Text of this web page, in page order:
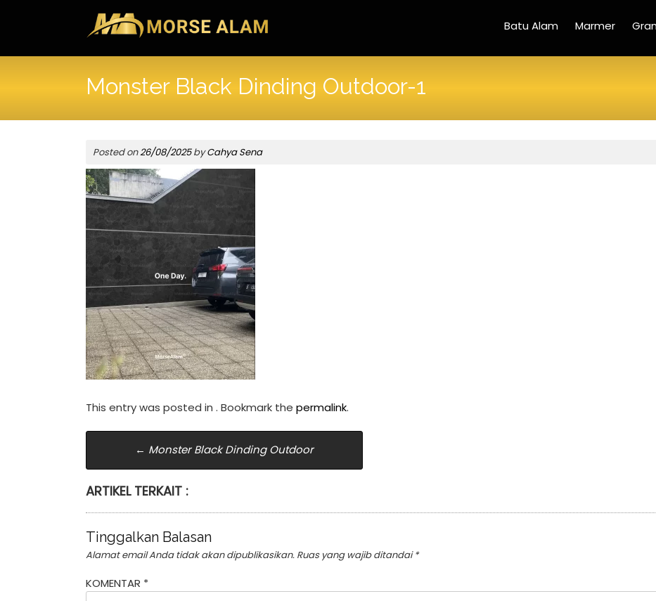
Batu Alam Marmer
Monster Black Dinding Outdoor-1
Posted on26/08/2025byCahya Sena
This entry was posted in . Bookmark the permalink.
navigation
← Monster Black Dinding Outdoor
ARTIKEL TERKAIT :
Tinggalkan Balasan
Alamat email Anda tidak akan dipublikasikan. Ruas yang wajib ditandai*
KOMENTAR *